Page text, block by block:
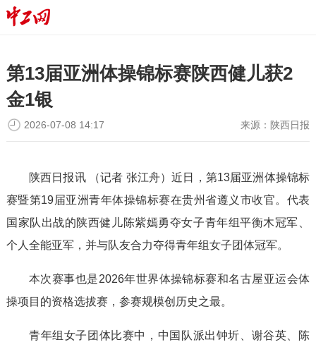
第13届亚洲体操锦标赛陕西健儿获2
金1银
来源： 陕西日报
2026-07-08 14:17
陕西日报讯 （记者 张江舟）近日，第13届亚洲体操锦标
赛暨第19届亚洲青年体操锦标赛在贵州省遵义市收官。代表
国家队出战的陕西健儿陈紫嫣勇夺女子青年组平衡木冠军、
个人全能亚军，并与队友合力夺得青年组女子团体冠军。
本次赛事也是2026年世界体操锦标赛和名古屋亚运会体
操项目的资格选拔赛，参赛规模创历史之最。
青年组女子团体比赛中，中国队派出钟圻、谢谷英、陈